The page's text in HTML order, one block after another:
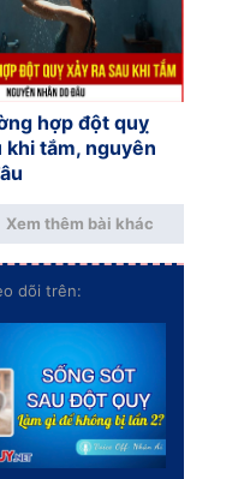
hợp đột quỵ
khi tắm, nguyên
Xem thêm bài khác
dõi trên: